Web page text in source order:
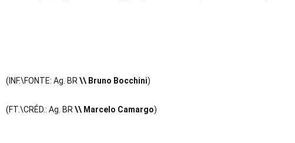
(INF.\FONTE: Ag. BR \\ Bruno Bocchini)
(FT.\CRÉD.: Ag. BR \\ Marcelo Camargo)